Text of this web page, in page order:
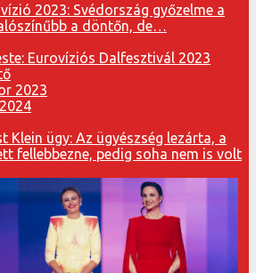
2023: Svédország győzelme a
a döntőn, de…
Eurovíziós Dalfesztivál 2023
2023
Klein ügy: Az ügyészség lezárta, a
fellebbezne, pedig soha nem is volt